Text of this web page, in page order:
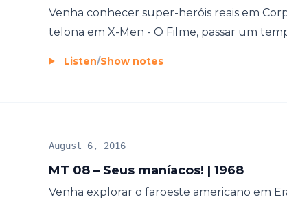
Venha conhecer super-heróis reais em
telona em X-Men - O Filme, passar um
Listen/Show notes
MT 08 – Seus maníacos! | 1968
August 6, 2016
Venha explorar o faroeste americano em